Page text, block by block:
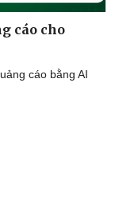
cáo cho
cáo bằng AI